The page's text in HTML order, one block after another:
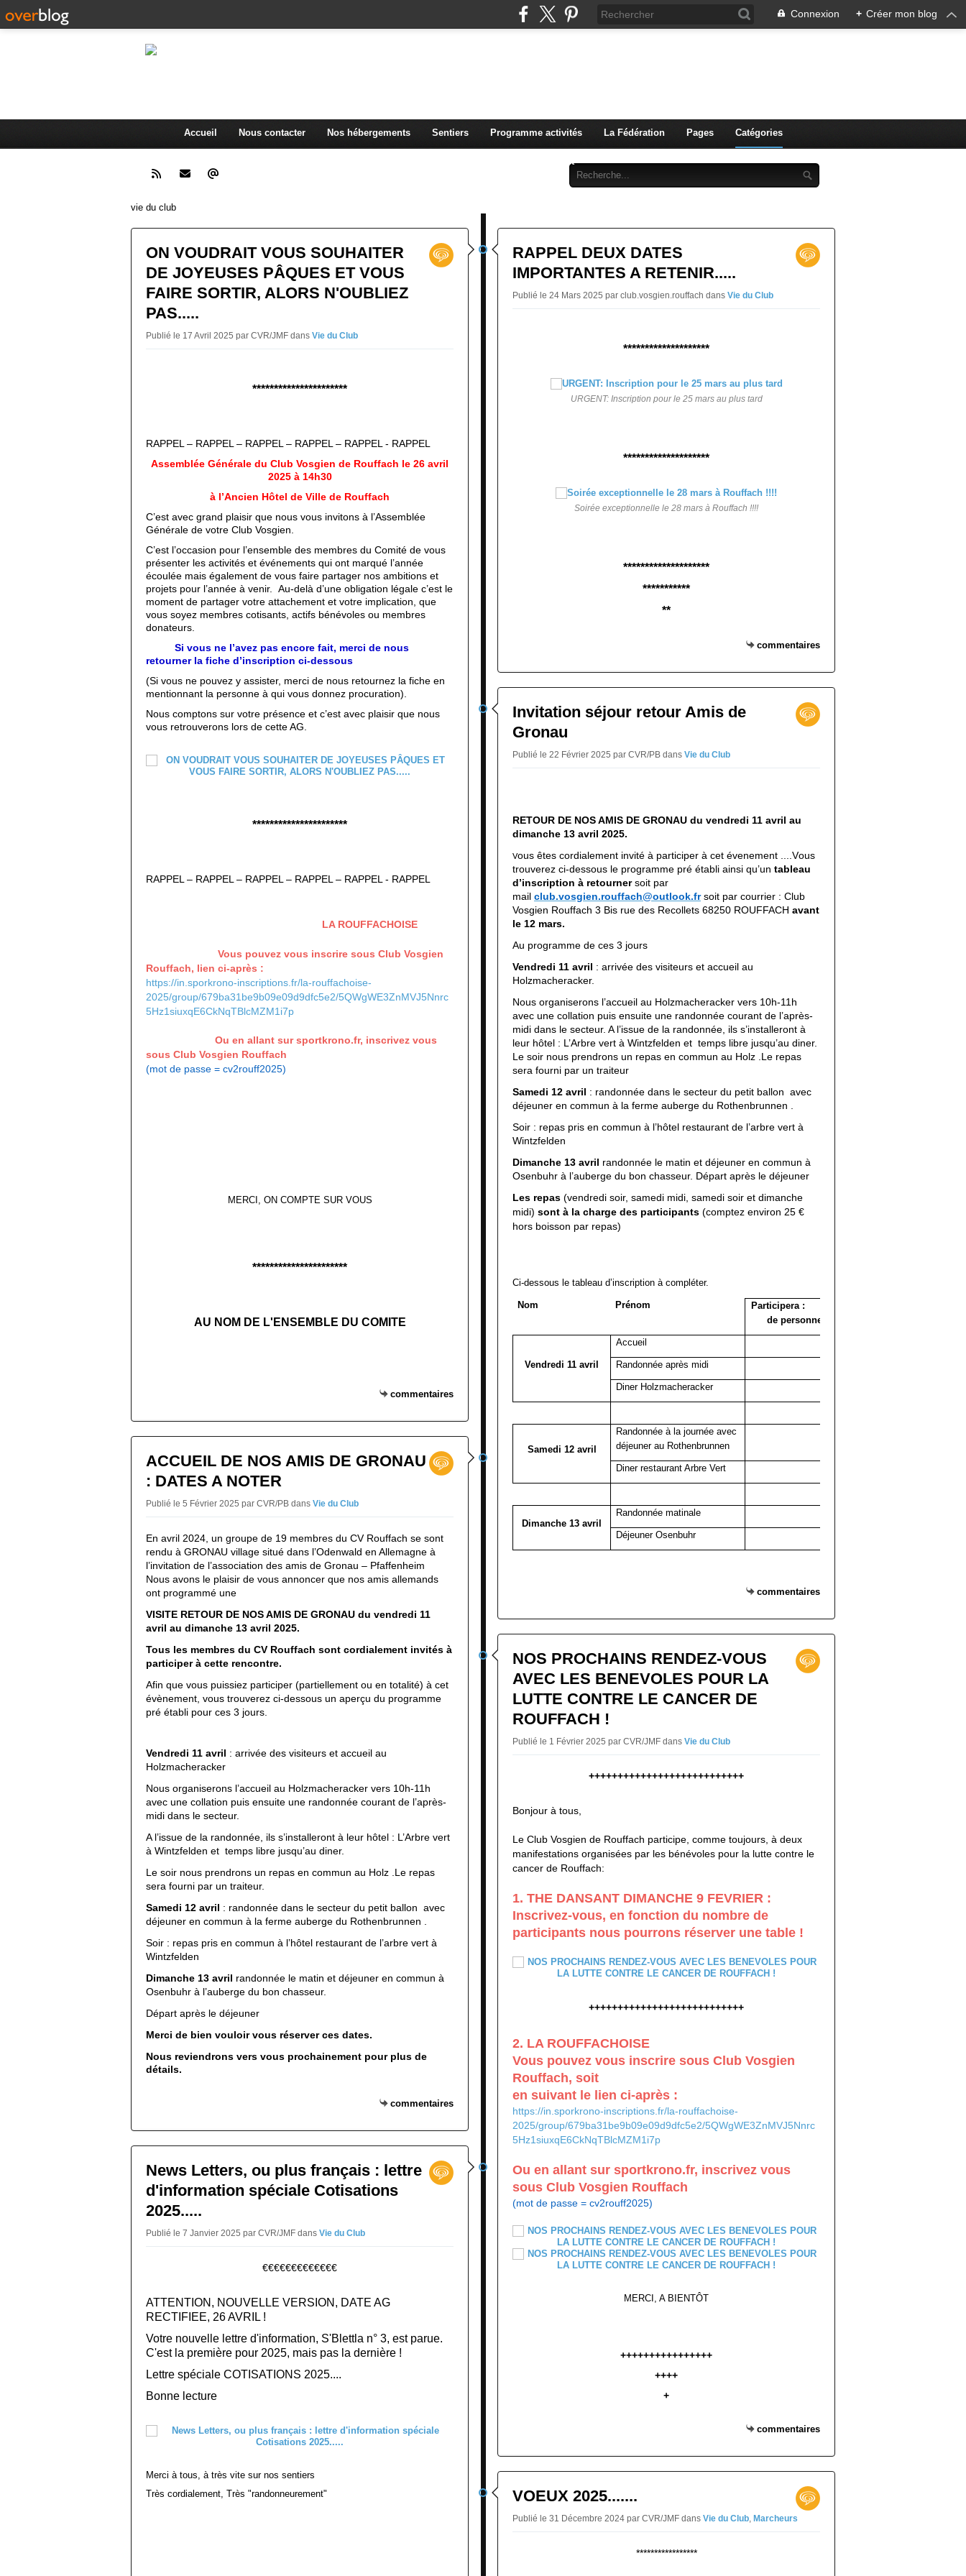
Connexion + Créer mon blog
Accueil Nous contacter Nos hébergements Sentiers Programme activités La Fédération Pages Catégories
Contact
vie du club
ON VOUDRAIT VOUS SOUHAITER
DE JOYEUSES PÂQUES ET VOUS
FAIRE SORTIR, ALORS N'OUBLIEZ
PAS.....
Publié le 17 Avril 2025 par CVR/JMF dans Vie du Club
**********************
RAPPEL – RAPPEL – RAPPEL – RAPPEL – RAPPEL - RAPPEL
Assemblée Générale du Club Vosgien de Rouffach le 26 avril
2025 à 14h30
à l’Ancien Hôtel de Ville de Rouffach
C’est avec grand plaisir que nous vous invitons à l’Assemblée
Générale de votre Club Vosgien.
C’est l’occasion pour l’ensemble des membres du Comité de vous
présenter les activités et événements qui ont marqué l’année
écoulée mais également de vous faire partager nos ambitions et
projets pour l’année à venir. Au-delà d’une obligation légale c’est le
moment de partager votre attachement et votre implication, que
vous soyez membres cotisants, actifs bénévoles ou membres
donateurs.
Si vous ne l’avez pas encore fait, merci de nous
retourner la fiche d’inscription ci-dessous
(Si vous ne pouvez y assister, merci de nous retournez la fiche en
mentionnant la personne à qui vous donnez procuration).
Nous comptons sur votre présence et c’est avec plaisir que nous
vous retrouverons lors de cette AG.
**********************
RAPPEL – RAPPEL – RAPPEL – RAPPEL – RAPPEL - RAPPEL
LA ROUFFACHOISE
Vous pouvez vous inscrire sous Club Vosgien
Rouffach, lien ci-après :
https://in.sporkrono-inscriptions.fr/la-rouffachoise-
2025/group/679ba31be9b09e09d9dfc5e2/5QWgWE3ZnMVJ5Nnrc
5Hz1siuxqE6CkNqTBlcMZM1i7p
Ou en allant sur sportkrono.fr, inscrivez vous
sous Club Vosgien Rouffach
(mot de passe = cv2rouff2025)
MERCI, ON COMPTE SUR VOUS
**********************
AU NOM DE L'ENSEMBLE DU COMITE
commentaires
ACCUEIL DE NOS AMIS DE GRONAU
: DATES A NOTER
Publié le 5 Février 2025 par CVR/PB dans Vie du Club
En avril 2024, un groupe de 19 membres du CV Rouffach se sont
rendu à GRONAU village situé dans l’Odenwald en Allemagne à
l’invitation de l’association des amis de Gronau – Pfaffenheim
Nous avons le plaisir de vous annoncer que nos amis allemands
ont programmé une
VISITE RETOUR DE NOS AMIS DE GRONAU du vendredi 11
avril au dimanche 13 avril 2025.
Tous les membres du CV Rouffach sont cordialement invités à
participer à cette rencontre.
Afin que vous puissiez participer (partiellement ou en totalité) à cet
évènement, vous trouverez ci-dessous un aperçu du programme
pré établi pour ces 3 jours.
Vendredi 11 avril : arrivée des visiteurs et accueil au
Holzmacheracker
Nous organiserons l’accueil au Holzmacheracker vers 10h-11h
avec une collation puis ensuite une randonnée courant de l’après-
midi dans le secteur.
A l’issue de la randonnée, ils s’installeront à leur hôtel : L’Arbre vert
à Wintzfelden et temps libre jusqu’au diner.
Le soir nous prendrons un repas en commun au Holz .Le repas
sera fourni par un traiteur.
Samedi 12 avril : randonnée dans le secteur du petit ballon avec
déjeuner en commun à la ferme auberge du Rothenbrunnen .
Soir : repas pris en commun à l’hôtel restaurant de l’arbre vert à
Wintzfelden
Dimanche 13 avril randonnée le matin et déjeuner en commun à
Osenbuhr à l’auberge du bon chasseur.
Départ après le déjeuner
Merci de bien vouloir vous réserver ces dates.
Nous reviendrons vers vous prochainement pour plus de
détails.
commentaires
News Letters, ou plus français : lettre
d'information spéciale Cotisations
2025.....
Publié le 7 Janvier 2025 par CVR/JMF dans Vie du Club
€€€€€€€€€€€€€
ATTENTION, NOUVELLE VERSION, DATE AG
RECTIFIEE, 26 AVRIL !
Votre nouvelle lettre d'information, S'Blettla n° 3, est parue.
C'est la première pour 2025, mais pas la dernière !
Lettre spéciale COTISATIONS 2025....
Bonne lecture
Merci à tous, à très vite sur nos sentiers
Très cordialement, Très "randonneurement"
RAPPEL DEUX DATES
IMPORTANTES A RETENIR.....
Publié le 24 Mars 2025 par club.vosgien.rouffach dans Vie du Club
********************
URGENT: Inscription pour le 25 mars au plus tard
********************
Soirée exceptionnelle le 28 mars à Rouffach !!!!
********************
***********
**
commentaires
Invitation séjour retour Amis de
Gronau
Publié le 22 Février 2025 par CVR/PB dans Vie du Club
RETOUR DE NOS AMIS DE GRONAU du vendredi 11 avril au
dimanche 13 avril 2025.
Vous êtes cordialement invité à participer à cet évenement ....Vous
trouverez ci-dessous le programme pré établi ainsi qu’un tableau
d’inscription à retournersoit par
mail club.vosgien.rouffach@outlook.frsoit par courrier : Club
Vosgien Rouffach 3 Bis rue des Recollets 68250 ROUFFACH avant
le 12 mars.
Au programme de ces 3 jours
Vendredi 11 avril : arrivée des visiteurs et accueil au
Holzmacheracker.
Nous organiserons l’accueil au Holzmacheracker vers 10h-11h
avec une collation puis ensuite une randonnée courant de l’après-
midi dans le secteur. A l’issue de la randonnée, ils s’installeront à
leur hôtel : L’Arbre vert à Wintzfelden et temps libre jusqu’au diner.
Le soir nous prendrons un repas en commun au Holz .Le repas
sera fourni par un traiteur
Samedi 12 avril : randonnée dans le secteur du petit ballon avec
déjeuner en commun à la ferme auberge du Rothenbrunnen .
Soir : repas pris en commun à l’hôtel restaurant de l’arbre vert à
Wintzfelden
Dimanche 13 avril randonnée le matin et déjeuner en commun à
Osenbuhr à l’auberge du bon chasseur. Départ après le déjeuner
Les repas (vendredi soir, samedi midi, samedi soir et dimanche
midi) sont à la charge des participants (comptez environ 25 €
hors boisson par repas)
Ci-dessous le tableau d’inscription à compléter.
Nom Prénom
Participera : nbr
de personnes
Vendredi 11 avril
Accueil
Randonnée après midi
Diner Holzmacheracker
Samedi 12 avril
Randonnée à la journée avec
déjeuner au Rothenbrunnen
Diner restaurant Arbre Vert
Dimanche 13 avril
Randonnée matinale
Déjeuner Osenbuhr
commentaires
NOS PROCHAINS RENDEZ-VOUS
AVEC LES BENEVOLES POUR LA
LUTTE CONTRE LE CANCER DE
ROUFFACH !
Publié le 1 Février 2025 par CVR/JMF dans Vie du Club
+++++++++++++++++++++++++++
Bonjour à tous,
Le Club Vosgien de Rouffach participe, comme toujours, à deux
manifestations organisées par les bénévoles pour la lutte contre le
cancer de Rouffach:
1. THE DANSANT DIMANCHE 9 FEVRIER :
Inscrivez-vous, en fonction du nombre de
participants nous pourrons réserver une table !
+++++++++++++++++++++++++++
2. LA ROUFFACHOISE
Vous pouvez vous inscrire sous Club Vosgien
Rouffach, soit
en suivant le lien ci-après :
https://in.sporkrono-inscriptions.fr/la-rouffachoise-
2025/group/679ba31be9b09e09d9dfc5e2/5QWgWE3ZnMVJ5Nnrc
5Hz1siuxqE6CkNqTBlcMZM1i7p
Ou en allant sur sportkrono.fr, inscrivez vous
sous Club Vosgien Rouffach
(mot de passe = cv2rouff2025)
MERCI, A BIENTÔT
++++++++++++++++
++++
+
commentaires
VOEUX 2025.......
Publié le 31 Décembre 2024 par CVR/JMF dans Vie du Club Marcheurs
*****************